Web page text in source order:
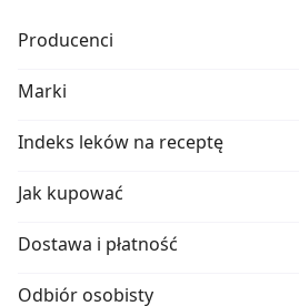
Producenci
Marki
Indeks leków na receptę
Jak kupować
Dostawa i płatność
Odbiór osobisty